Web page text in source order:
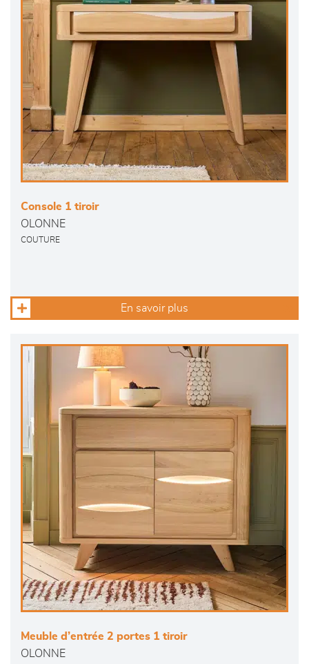
Console 1 tiroir
OLONNE
COUTURE
En savoir plus
Meuble d’entrée 2 portes 1 tiroir
OLONNE